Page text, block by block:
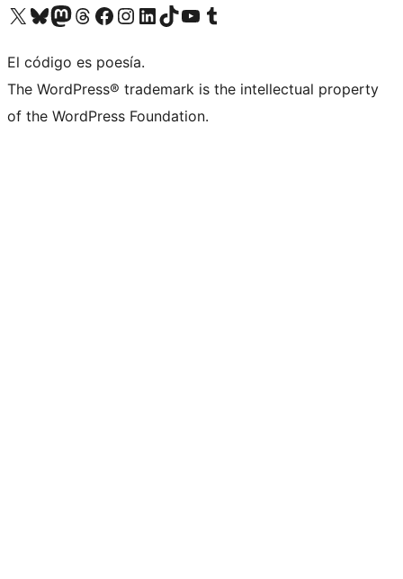
Visita nuestra cuenta de X (anteriormente Twitter)
Visita nuestra cuenta de Bluesky
Visita nuestra cuenta de Mastodon
Visita nuestra cuenta de Threads
Visita nuestra página de Facebook
Visita nuestra cuenta de Instagram
Visita nuestra cuenta de LinkedIn
Visita nuestra cuenta de TikTok
Visita nuestro canal de YouTube
Visita nuestra cuenta de Tumblr
El código es poesía.
The WordPress® trademark is the intellectual property
of the WordPress Foundation.